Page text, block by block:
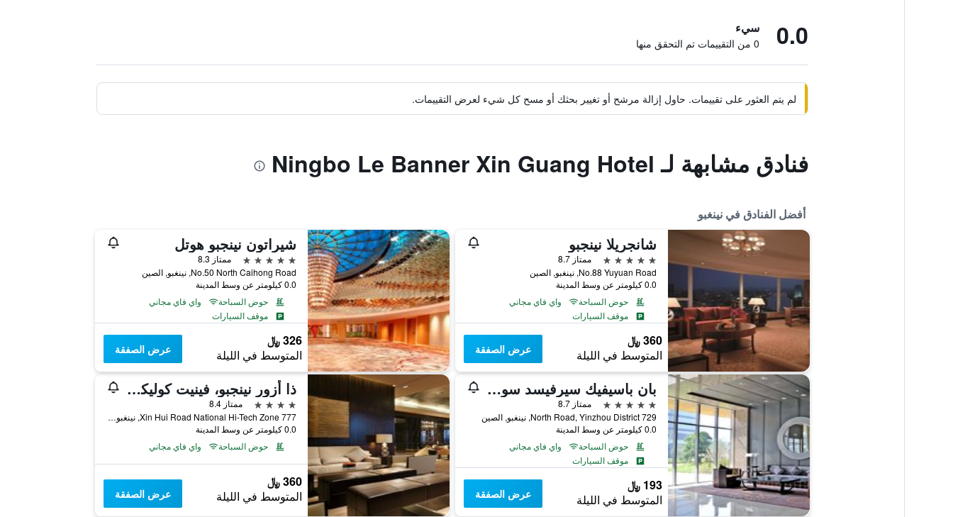
0.0 سيء
0 من التقييمات تم التحقق منها
لم يتم العثور على تقييمات. حاول إزالة مرشح أو تغيير بحثك أو مسح كل شيء لعرض التقييمات.
فنادق مشابهة لـ Ningbo Le Banner Xin Guang Hotel
أفضل الفنادق في نينغبو
شانجريلا نينجبو
5 نجوم
ممتاز 8.7
No.88 Yuyuan Road, نينغبو, الصين
0.0 كيلومتر عن وسط المدينة
حوض السباحة
واي فاي مجاني
موقف السيارات
360 ﷼
المتوسط في الليلة عرض الصفقة
شيراتون نينجبو هوتل
5 نجوم
ممتاز 8.3
No.50 North Caihong Road, نينغبو, الصين
0.0 كيلومتر عن وسط المدينة
حوض السباحة
واي فاي مجاني
موقف السيارات
326 ﷼
المتوسط في الليلة عرض الصفقة
بان باسيفيك سيرفيسد سويتس نينغبو
5 نجوم
ممتاز 8.7
729 North Road, Yinzhou District, نينغبو, الصين
0.0 كيلومتر عن وسط المدينة
حوض السباحة
واي فاي مجاني
موقف السيارات
193 ﷼
المتوسط في الليلة عرض الصفقة
ذا أزور نينجبو، فينيت كوليكش باي آيتش جي
4 نجوم
ممتاز 8.4
777 Xin Hui Road National Hi-Tech Zone, نينغبو, الصين
0.0 كيلومتر عن وسط المدينة
حوض السباحة
واي فاي مجاني
360 ﷼
المتوسط في الليلة عرض الصفقة